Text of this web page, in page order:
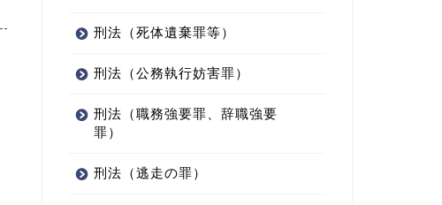
刑法（死体遺棄罪等）
刑法（公務執行妨害罪）
刑法（職務強要罪、辞職強要
罪）
刑法（逃走の罪）